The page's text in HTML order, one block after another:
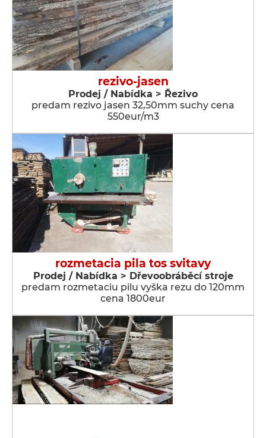
rezivo-jasen
Prodej / Nabídka > Řezivo
predam rezivo jasen 32,50mm suchy cena
550eur/m3
rozmetacia pila tos svitavy
Prodej / Nabídka > Dřevoobráběcí stroje
predam rozmetaciu pilu vyška rezu do 120mm
cena 1800eur